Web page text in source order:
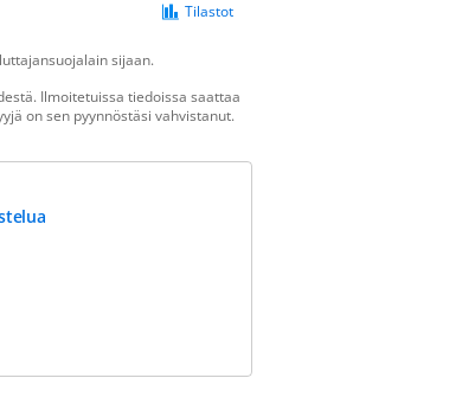
Tilastot
sijaan.
Ilmoitetuissa tiedoissa saattaa
on sen pyynnöstäsi vahvistanut.